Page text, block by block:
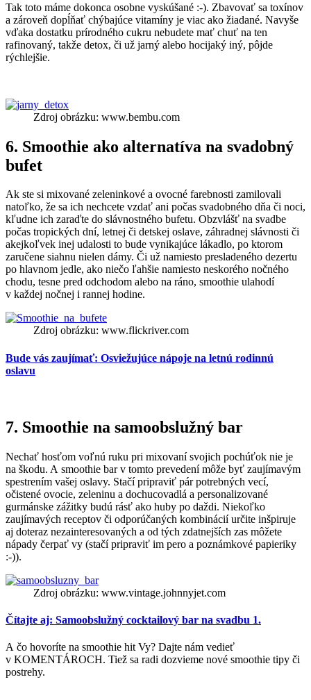
Tak toto máme dokonca osobne vyskúšané :-). Zbavovať sa toxínov
a zároveň dopĺňať chýbajúce vitamíny je viac ako žiadané. Navyše
vďaka dostatku prírodného cukru nebudete mať chuť na ten
rafinovaný, takže detox, či už jarný alebo hocijaký iný, pôjde
rýchlejšie.
Zdroj obrázku: www.bembu.com
6. Smoothie ako alternatíva na svadobný
bufet
Ak ste si mixované zeleninkové a ovocné farebnosti zamilovali
natoľko, že sa ich nechcete vzdať ani počas svadobného dňa či noci,
kľudne ich zaraďte do slávnostného bufetu. Obzvlášť na svadbe
počas tropických dní, letnej či detskej oslave, záhradnej slávnosti či
akejkoľvek inej udalosti to bude vynikajúce lákadlo, po ktorom
zaručene siahnu nielen dámy. Či už namiesto presladeného dezertu
po hlavnom jedle, ako niečo ľahšie namiesto neskorého nočného
chodu, tesne pred odchodom alebo na ráno, smoothie ulahodí
v každej nočnej i rannej hodine.
Zdroj obrázku: www.flickriver.com
Bude vás zaujímať: Osviežujúce nápoje na letnú rodinnú
oslavu
7. Smoothie na samoobslužný bar
Nechať hosťom voľnú ruku pri mixovaní svojich pochúťok nie je
na škodu. A smoothie bar v tomto prevedení môže byť zaujímavým
spestrením vašej oslavy. Stačí pripraviť pár potrebných vecí,
očistené ovocie, zeleninu a dochucovadlá a personalizované
gurmánske zážitky budú rásť ako huby po daždi. Niekoľko
zaujímavých receptov či odporúčaných kombinácií určite inšpiruje
aj doteraz nezainteresovaných a od tých zdatnejších zas môžete
nápady čerpať vy (stačí pripraviť im pero a poznámkové papieriky
:-)).
Zdroj obrázku: www.vintage.johnnyjet.com
Čítajte aj: Samoobslužný cocktailový bar na svadbu 1.
A čo hovoríte na smoothie hit Vy? Dajte nám vedieť
v KOMENTÁROCH. Tiež sa radi dozvieme nové smoothie tipy či
postrehy.